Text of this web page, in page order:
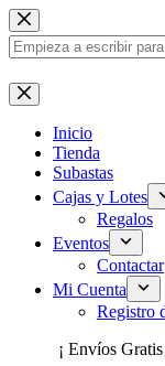
Saltar
al
contenido
Sin
resultados
Inicio
Tienda
Subastas
Cajas y Lotes
Regalos
Eventos
Contactar
Mi Cuenta
Registro
¡ Envíos